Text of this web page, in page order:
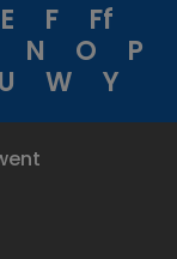
E F
Ff
N O
P
U W Y